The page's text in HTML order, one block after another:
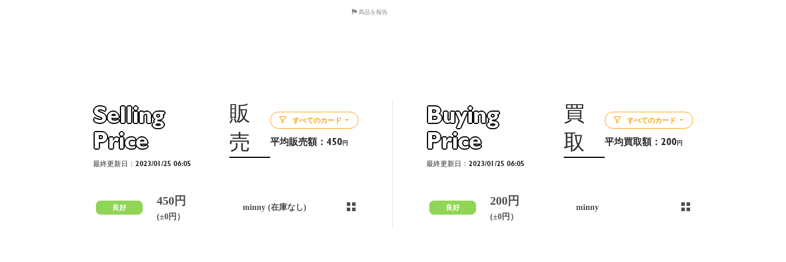
商品を報告
Selling
Price
販
売
最終更新日：2023/01/25 06:05
すべてのカード
平均販売額： 450円
良好
450円
(±0円）
minny (在庫なし)
Buying
Price
買
取
最終更新日：2023/01/25 06:05
すべてのカード
平均買取額： 200円
良好
200円
(±0円）
minny